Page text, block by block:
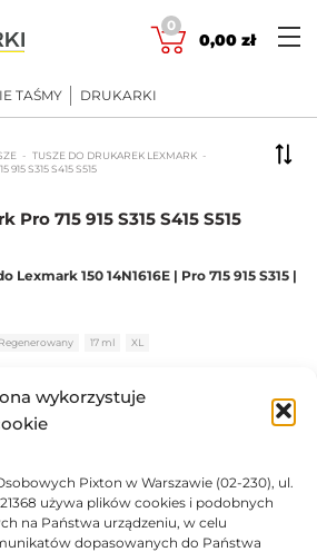
wykorzystuje
Pixton w Warszawie (02-230), ul.
używa plików cookies i podobnych
na Państwa urządzeniu, w celu
dopasowanych do Państwa
0
0,00 zł
TAŚMY DRUKARKI
TUSZE DO DRUKAREK LEXMARK
915 S315 S415 S515
Pro 715 915 S315 S415 S515
150 14N1616E | Pro 715 915 S315 |
na 5
Regenerowany 17 ml XL
BRAK